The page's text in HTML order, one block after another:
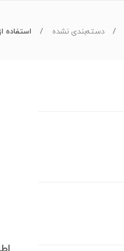
دسته‌بندی نشده استفاده